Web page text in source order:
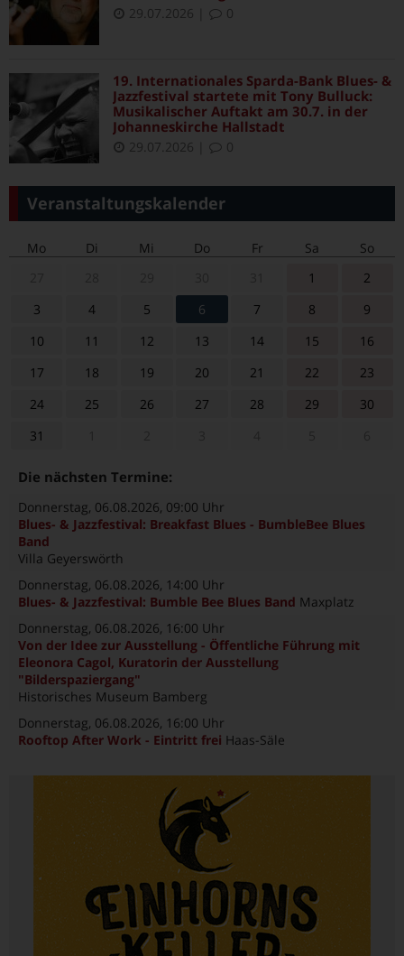
29.07.2026 0
19. Internationales Sparda-Bank Blues- &
Jazzfestival startete mit Tony Bulluck:
Musikalischer Auftakt am 30.7. in der
Johanneskirche Hallstadt
29.07.2026 0
Veranstaltungskalender
Mo Di Mi Do Fr Sa
So
1
2
3
4 5 6 7 8
9
10
11 12 13 14 15
16
17
18 19 20 21 22
23
24
25 26 27 28 29
30
31
Die nächsten Termine:
Donnerstag, 06.08.2026, 09:00 Uhr
Blues- & Jazzfestival: Breakfast Blues - BumbleBee Blues
Band
Villa Geyerswörth
Donnerstag, 06.08.2026, 14:00 Uhr
Blues- & Jazzfestival: Bumble Bee Blues Band Maxplatz
Donnerstag, 06.08.2026, 16:00 Uhr
Von der Idee zur Ausstellung - Öffentliche Führung mit
Eleonora Cagol, Kuratorin der Ausstellung
"Bilderspaziergang"
Historisches Museum Bamberg
Donnerstag, 06.08.2026, 16:00 Uhr
Rooftop After Work - Eintritt frei Haas-Säle